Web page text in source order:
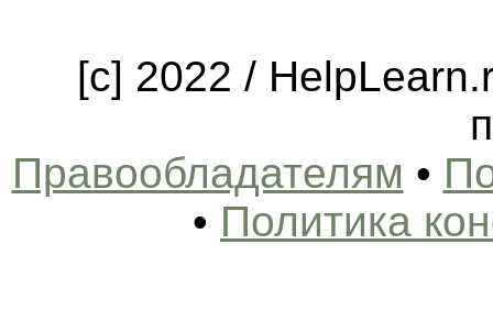
[c] 2022 /
Правообладателям •
• Политика